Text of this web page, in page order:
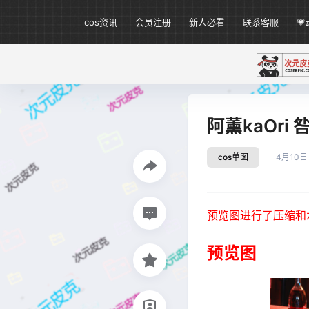
cos资讯 会员注册 新人必看 联系客服 💗
阿薰kaOri
cos单图 4月10日
预览图进行了压缩
预览图